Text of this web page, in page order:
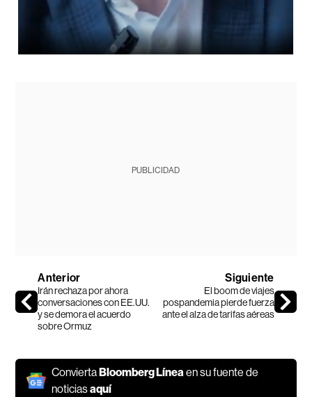
PUBLICIDAD
Anterior
Irán rechaza por ahora
conversaciones con EE.UU.
y se demora el acuerdo
sobre Ormuz
Siguiente
El boom de viajes
pospandemia pierde fuerza
ante el alza de tarifas aéreas
ConviertaBloomberg Línea en su fuente de
noticiasaquí